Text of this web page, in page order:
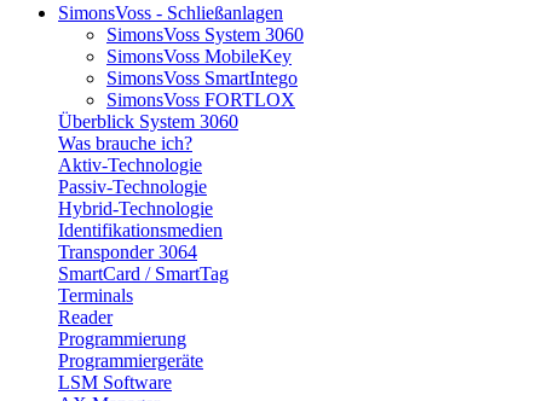
SimonsVoss - Schließanlagen
SimonsVoss System 3060
SimonsVoss MobileKey
SimonsVoss SmartIntego
SimonsVoss FORTLOX
Überblick System 3060
Was brauche ich?
Aktiv-Technologie
Passiv-Technologie
Hybrid-Technologie
Identifikationsmedien
Transponder 3064
SmartCard / SmartTag
Terminals
Reader
Programmierung
Programmiergeräte
LSM Software